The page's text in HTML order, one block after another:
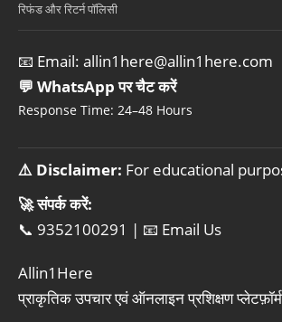
रिफंड और रिटर्न पॉलिसी
📧 Email: allin1here@allin1here.com
💬 WhatsApp पर चैट करें
Response Time: 24–48 Hours
⚠️ Disclaimer: For educational
🚀 संपर्क करें:
📞 9352100291 | 📧 Email Us
Allin1Here
प्राकृतिक उपचार एवं ऑनलाइन प्रशिक्षण प्लेटफ़ॉर्म